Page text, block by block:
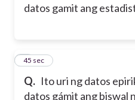
datos gamit ang
Q. Ito uri ng datos
datos gámit ang biswal
9
45 sec